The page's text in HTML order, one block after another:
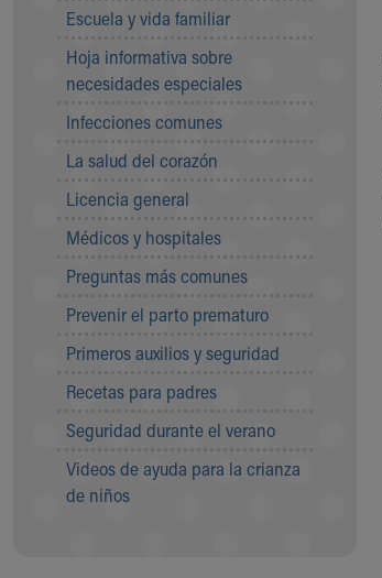
Cincinnati Children's
Your Visit
MyChart Telehealth Visits
Doggie Brigade
During Your Visit
Rest Accommodations
Visiting
Department of Public Safety
Health Info
Health Information
Healthy Info, Healthy Kids
Inside Children's Blog
KidsHealth Topics
Family Library
Educational Resources
Injury Prevention
Escuela y vida familiar
Hoja informativa sobre
necesidades especiales
Infecciones comunes
La salud del corazón
Licencia general
Médicos y hospitales
Preguntas más comunes
Prevenir el parto prematuro
Primeros auxilios y seguridad
Recetas para padres
Seguridad durante el verano
Videos de ayuda para la crianza
de niños